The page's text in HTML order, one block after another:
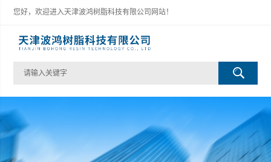
您好，欢迎进入天津波鸿树脂科技有限公司网站！